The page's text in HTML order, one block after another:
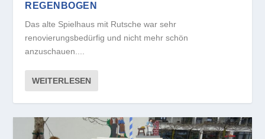
REGENBOGEN
Das alte Spielhaus mit Rutsche war sehr
renovierungsbedürfig und nicht mehr schön
anzuschauen....
WEITERLESEN